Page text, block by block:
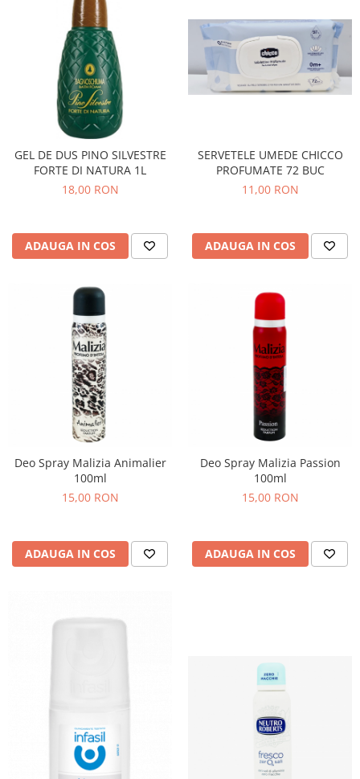
GEL DE DUS PINO SILVESTRE
FORTE DI NATURA 1L
18,00 RON
ADAUGA IN COS
SERVETELE UMEDE CHICCO
PROFUMATE 72 BUC
11,00 RON
ADAUGA IN COS
Deo Spray Malizia Animalier
100ml
15,00 RON
ADAUGA IN COS
Deo Spray Malizia Passion
100ml
15,00 RON
ADAUGA IN COS